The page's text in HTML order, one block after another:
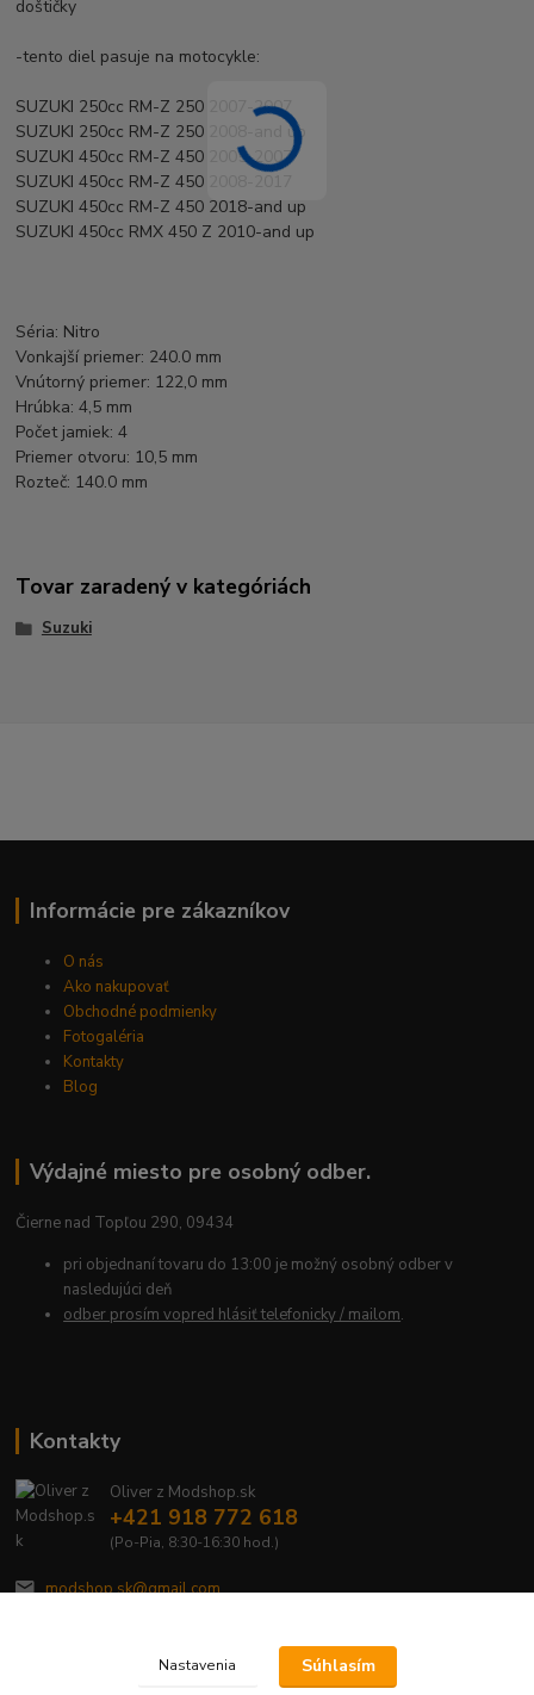
doštičky
-tento diel pasuje na motocykle:
SUZUKI 250cc RM-Z 250 2007-2007
SUZUKI 250cc RM-Z 250 2008-and up
SUZUKI 450cc RM-Z 450 2005-2007
SUZUKI 450cc RM-Z 450 2008-2017
SUZUKI 450cc RM-Z 450 2018-and up
SUZUKI 450cc RMX 450 Z 2010-and up
Séria: Nitro
Vonkajší priemer: 240.0 mm
Vnútorný priemer: 122,0 mm
Hrúbka: 4,5 mm
Počet jamiek: 4
Priemer otvoru: 10,5 mm
Rozteč: 140.0 mm
Tovar zaradený v kategóriách
Suzuki
Informácie pre zákazníkov
O nás
Ako nakupovať
Obchodné podmienky
Fotogaléria
Kontakty
Blog
Výdajné miesto pre osobný odber.
Čierne nad Topľou 290, 09434
pri objednaní tovaru do 13:00 je možný osobný odber v
nasledujúci deň
odber prosím vopred hlásiť telefonicky / mailom.
Kontakty
Oliver z Modshop.sk
+421 918 772 618
(Po-Pia, 8:30-16:30 hod.)
modshop.sk@gmail.com
Nastavenia Súhlasím